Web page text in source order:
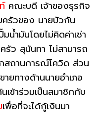
คณะบดี เจ้าของธุรกิจ
รัวของ นายบัวกัน
มน้ำมันโดยไม่คิดค่าเช่า
รัว สุนันทา ไม่สามารถ
สถานการณ์โควิด ส่วน
ยทางด้านนายอำเภอ
เข้าร่วมเป็นสมาชิกกับ
เพื่อที่จะได้กู้เงินมา